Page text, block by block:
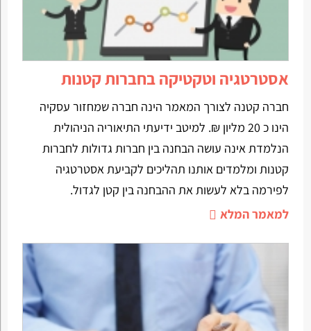
אסטרטגיה וטקטיקה בחברות קטנות
חברה קטנה לצורך המאמר הינה חברה שמחזור עסקיה
הינו כ 20 מליון ₪. למיטב ידיעתי התיאוריה הניהולית
הנלמדת אינה עושה הבחנה בין חברות גדולות לחברות
קטנות ומלמדים אותנו תהליכים לקביעת אסטרטגיה
לפירמה בלא לעשות את ההבחנה בין קטן לגדול.
למאמר המלא